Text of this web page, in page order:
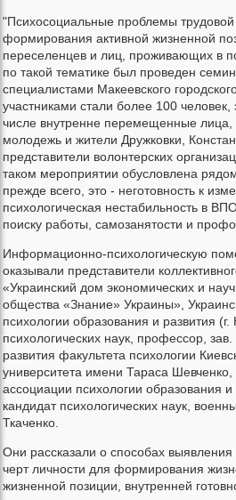
"Психосоциальные проблемы
формирования активной жизненной
переселенцев и лиц, проживающих в
по такой тематике был проведен
специалистами Макеевского
участниками стали более 100
числе внутренне перемещенные лица,
молодежь и жители Дружковки,
представители волонтерских
таком мероприятии обусловлена
прежде всего, это - неготовность к
психологическая нестабильность в
поиску работы, самозанятости и
Информационно-психологическую
оказывали представители
«Украинский дом экономических и
общества «Знание» Украины»,
психологии образования и развития (г.
психологических наук, профессор,
развития факультета психологии
университета имени Тараса Шевченко,
ассоциации психологии образования
кандидат психологических наук,
Ткаченко.
Они рассказали о способах
черт личности для формирования
жизненной позиции, внутренней